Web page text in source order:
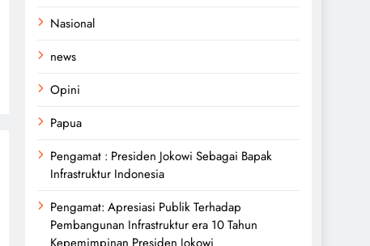
Nasional
news
Opini
Papua
Pengamat : Presiden Jokowi Sebagai Bapak
Infrastruktur Indonesia
Pengamat: Apresiasi Publik Terhadap
Pembangunan Infrastruktur era 10 Tahun